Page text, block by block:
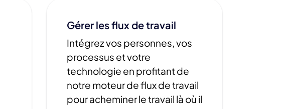
Gérer les flux de travail
Intégrez vos personnes, vos
processus et votre
technologie en profitant de
notre moteur de flux de travail
pour acheminer le travail là où il